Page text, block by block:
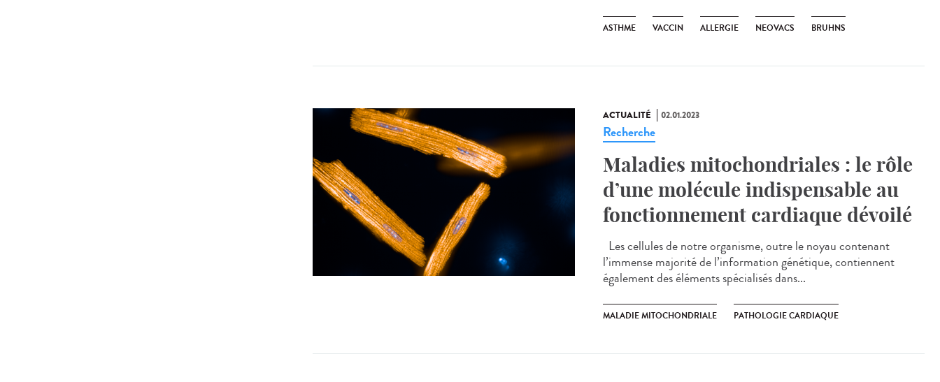
ASTHME VACCIN ALLERGIE NEOVACS BRUHNS
ACTUALITÉ 02.01.2023
Recherche
Maladies mitochondriales : le rôle
d’une molécule indispensable au
fonctionnement cardiaque dévoilé
Les cellules de notre organisme, outre le noyau contenant
l’immense majorité de l’information génétique, contiennent
également des éléments spécialisés dans...
MALADIE MITOCHONDRIALE PATHOLOGIE CARDIAQUE